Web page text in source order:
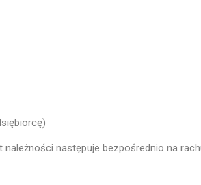
następuje bezpośrednio na